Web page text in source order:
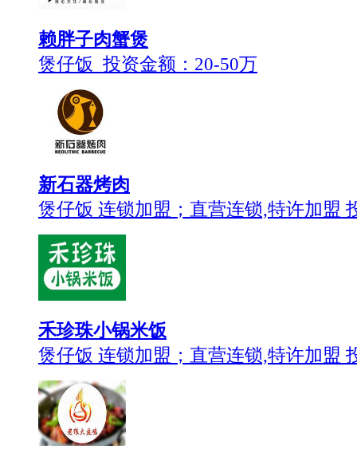
赖胖子肉蟹煲
煲仔饭 投资金额： 20-50万
新石器烤肉
煲仔饭 连锁加盟；直营连锁,特许加盟
禾珍珠小锅米饭
煲仔饭 连锁加盟；直营连锁,特许加盟